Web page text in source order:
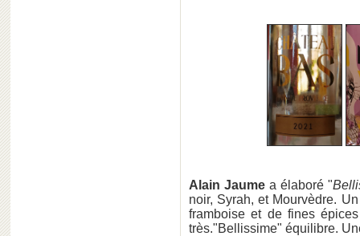
Alain Jaumea élaboré "
noir, Syrah, et Mourvèdre.
framboise et de fines
très."Bellissime" équilibre.